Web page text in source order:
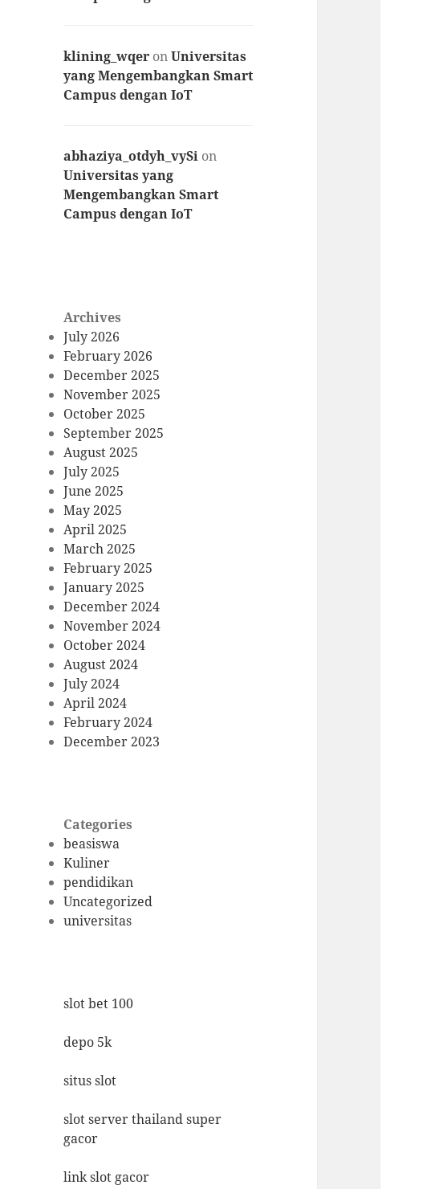
klining_wqer onUniversitas
yang Mengembangkan Smart
Campus dengan IoT
abhaziya_otdyh_vySi on
Universitas yang
Mengembangkan Smart
Campus dengan IoT
Archives
July 2026
February 2026
December 2025
November 2025
October 2025
September 2025
August 2025
July 2025
June 2025
May 2025
April 2025
March 2025
February 2025
January 2025
December 2024
November 2024
October 2024
August 2024
July 2024
April 2024
February 2024
December 2023
Categories
beasiswa
Kuliner
pendidikan
Uncategorized
universitas
slot bet 100
depo 5k
situs slot
slot server thailand super
gacor
link slot gacor